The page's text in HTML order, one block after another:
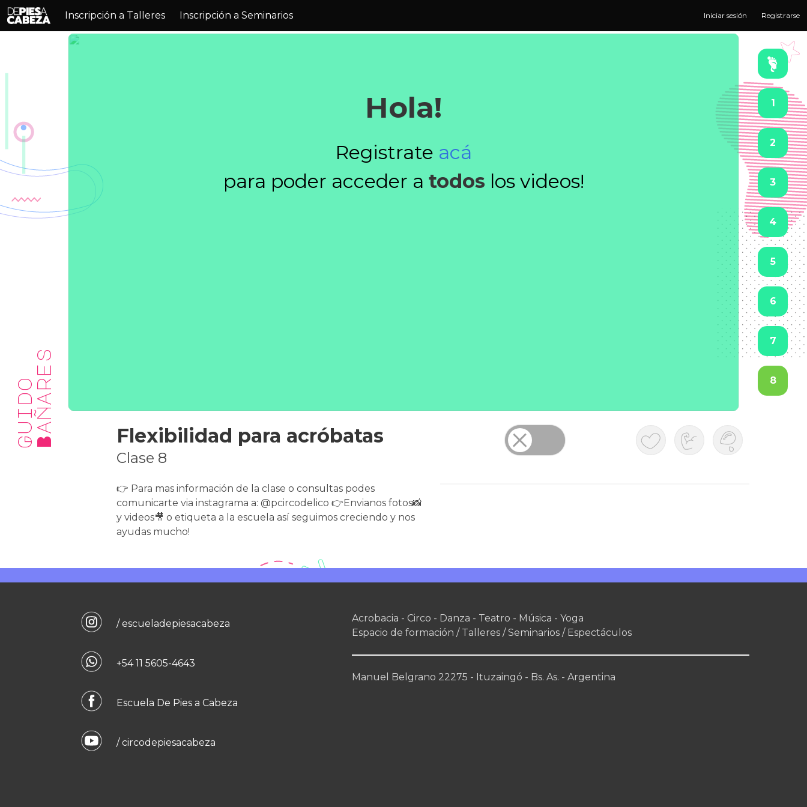
Inscripción a Talleres Inscripción a Seminarios Iniciar sesión Registrarse
G
u
i
d
o
B
a
ñ
a
r
es
Hola!
Registrate acá
para poder acceder a todos los videos!
1
2
3
4
5
6
7
8
Flexibilidad para acróbatas
Clase 8
👉 Para mas información de la clase o consultas podes
comunicarte via instagrama a: @pcircodelico 👉Envianos fotos📸
y videos🎥 o etiqueta a la escuela así seguimos creciendo y nos
ayudas mucho!
/ escueladepiesacabeza
+54 11 5605-4643
Escuela De Pies a Cabeza
/ circodepiesacabeza
Acrobacia - Circo - Danza - Teatro - Música - Yoga
Espacio de formación / Talleres / Seminarios / Espectáculos
Manuel Belgrano 22275 - Ituzaingó - Bs. As. - Argentina